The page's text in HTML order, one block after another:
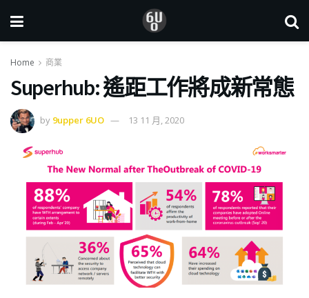
Home 商業
Superhub: 遙距工作將成新常態
by 9upper 6UO 13 11 月, 2020